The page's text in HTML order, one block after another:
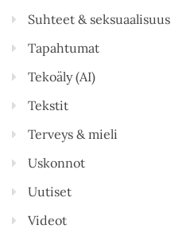
Suhteet & seksuaalisuus
Tapahtumat
Tekoäly (AI)
Tekstit
Terveys & mieli
Uskonnot
Uutiset
Videot